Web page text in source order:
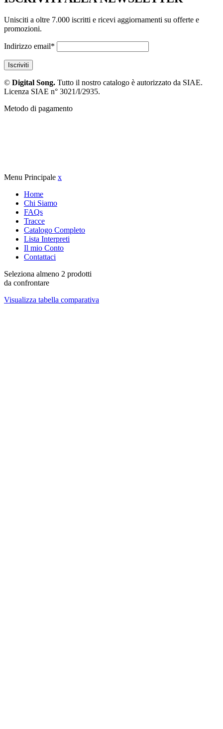
Unisciti a oltre 7.000 iscritti e ricevi aggiornamenti su offerte e
promozioni.
Indirizzo email*
© Digital Song. Tutto il nostro catalogo è autorizzato da SIAE.
Licenza SIAE n° 3021/I/2935.
Metodo di pagamento
Menu Principale x
Home
Chi Siamo
FAQs
Tracce
Catalogo Completo
Lista Interpreti
Il mio Conto
Contattaci
Seleziona almeno 2 prodotti
da confrontare
Visualizza tabella comparativa